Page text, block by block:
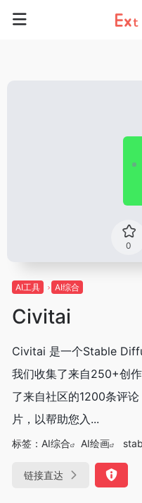
0
AI工具 AI综合
Civitai
Civitai 是一个Stable
我们收集了来自250+创
了来自社区的1200条评
片，以帮助您入...
标签： AI综合 AI绘画
链接直达